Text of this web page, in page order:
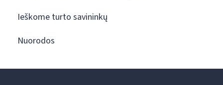
Ieškome turto savininkų
Nuorodos